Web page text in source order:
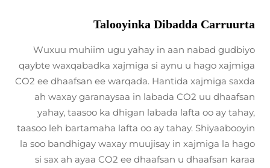
Talooyinka Dibadda Carruurta
Wuxuu muhiim ugu yahay in aan nabad gudbiyo
qaybte waxqabadka xajmiga si aynu u hago xajmiga
CO2 ee dhaafsan ee warqada. Hantida xajmiga saxda
ah waxay garanaysaa in labada CO2 uu dhaafsan
yahay, taasoo ka dhigan labada lafta oo ay tahay,
taasoo leh bartamaha lafta oo ay tahay. Shiyaabooyin
la soo bandhigay waxay muujisay in xajmiga la hago
si sax ah ayaa CO2 ee dhaafsan u dhaafsan karaa